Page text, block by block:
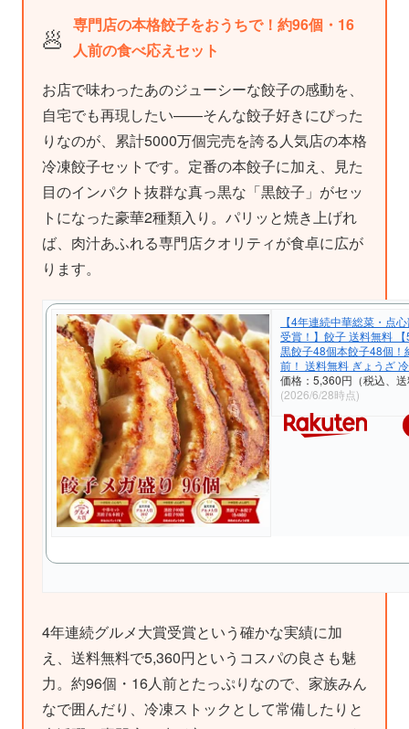
🥟 専門店の本格餃子をおうちで！約96個・16
人前の食べ応えセット
お店で味わったあのジューシーな餃子の感動を、
自宅でも再現したい——そんな餃子好きにぴった
りなのが、累計5000万個完売を誇る人気店の本格
冷凍餃子セットです。定番の本餃子に加え、見た
目のインパクト抜群な真っ黒な「黒餃子」がセッ
トになった豪華2種類入り。パリッと焼き上げれ
ば、肉汁あふれる専門店クオリティが食卓に広が
ります。
【4年連続中華総菜・点
受賞！】餃子 送料無料
黒餃子48個本餃子48個！
前！ 送料無料 ぎょうざ
価格：5,360円（税込、
(2026/6/28時点)
4年連続グルメ大賞受賞という確かな実績に加
え、送料無料で5,360円というコスパの良さも魅
力。約96個・16人前とたっぷりなので、家族みん
なで囲んだり、冷凍ストックとして常備したりと